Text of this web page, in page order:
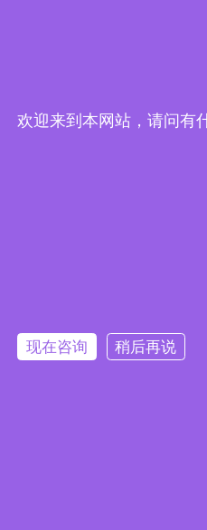
请输入计算结果（填写阿拉伯数字
欢迎来到本网站，请问有
现在咨询 稍后再说